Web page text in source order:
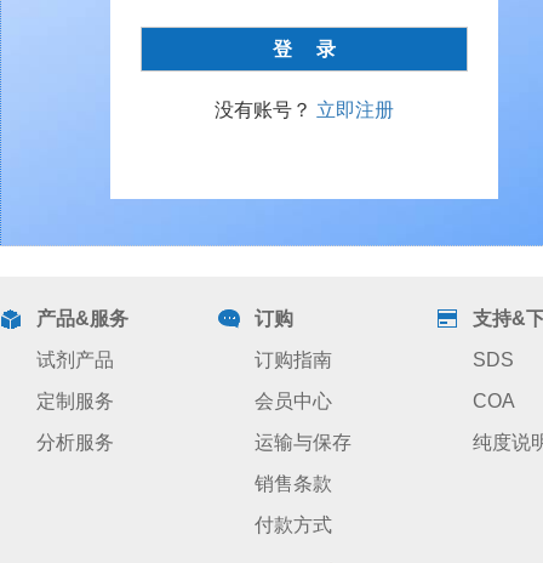
没有账号？ 立即注册
产品&服务
试剂产品
定制服务
分析服务
订购
订购指南
会员中心
运输与保存
销售条款
付款方式
支持&
SDS
COA
纯度说